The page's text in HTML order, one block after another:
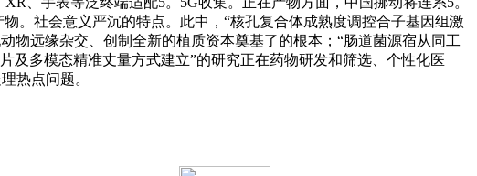
。社会意义严沉的特点。此中，“核孔复合体成熟度调控合子基因组激
物远缘杂交、创制全新的植质资本奠基了的根本；“肠道菌源宿从同工
及多模态精准丈量方式建立”的研究正在药物研发和筛选、个性化医
热点问题。